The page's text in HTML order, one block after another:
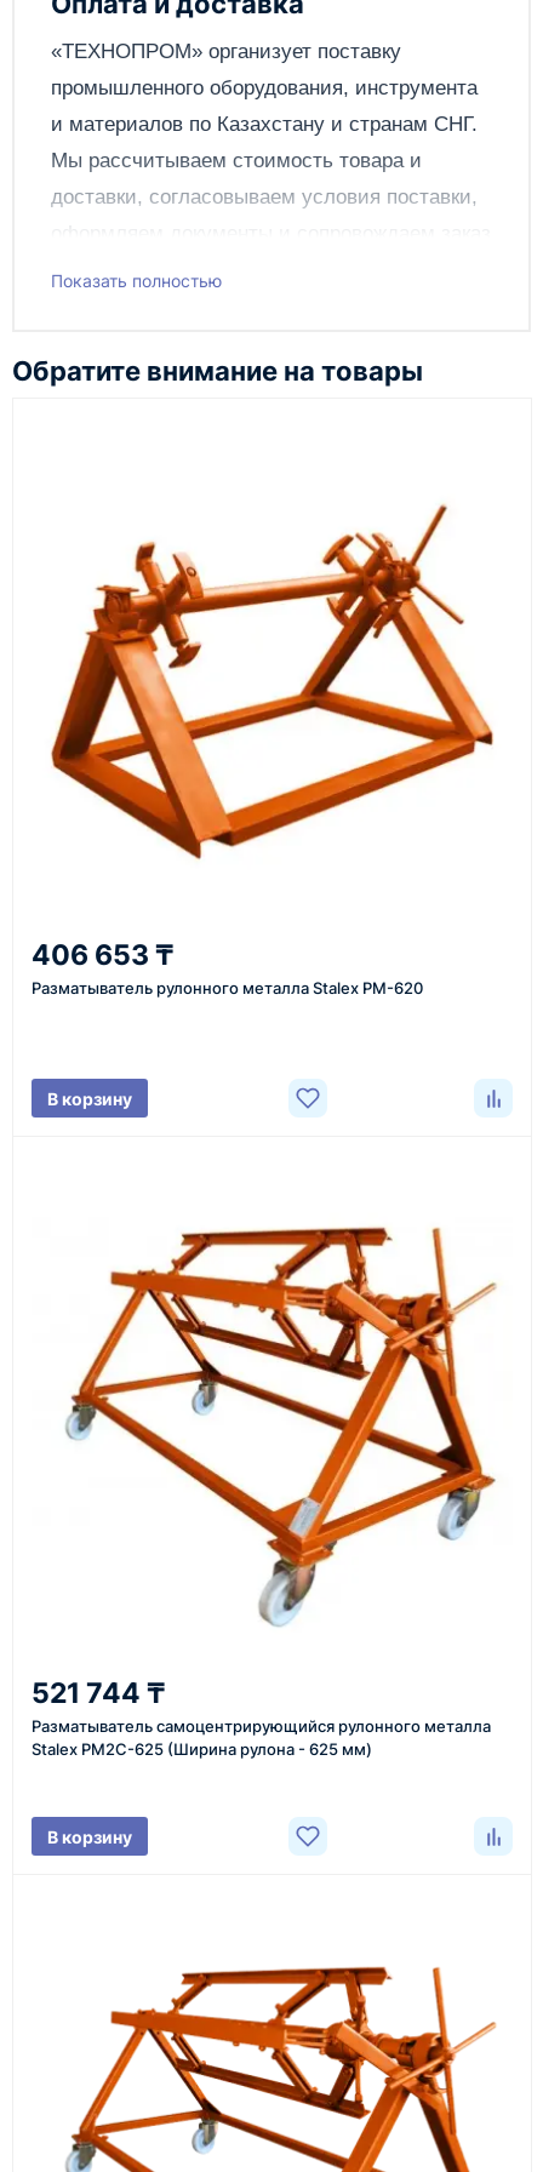
«ТЕХНОПРОМ» организует поставку
промышленного оборудования, инструмента
и материалов по Казахстану и странам СНГ.
Мы рассчитываем стоимость товара и
доставки, согласовываем условия поставки,
до получения клиентом.
онлайн-форму заказа и укажите контакты для
подтвердить заявку, уточнить детали, рассчитать
стоимость поставки и предложить удобный вариант
Также вы можете заказать оборудование и
инструменты по номеру телефона в шапке сайта
или через онлайн-форму запроса обратного звонка.
Казахстан и СНГ
доставка оборудования в разные города и
регионы
средний срок доставки по большинству поставок
проверка товара перед отправкой клиенту
счёт, договор, накладные и сопроводительные
материалы
Как оформить заказ
1
Оставьте заявку на сайте, по телефону или через
форму обратного звонка.
Уточнение задачи
Менеджер связывается с вами, уточняет
характеристики товара, город доставки и условия
Подбираем оборудование, рассчитываем
стоимость товара и ориентировочную стоимость
доставки.
4
Показать полностью
Обратите внимание на товары
406 653 ₸
Разматыватель рулонного металла Stalex РМ-620
В корзину
521 744 ₸
Разматыватель самоцентрирующийся рулонного металла
Stalex РМ2С-625 (Ширина рулона - 625 мм)
В корзину